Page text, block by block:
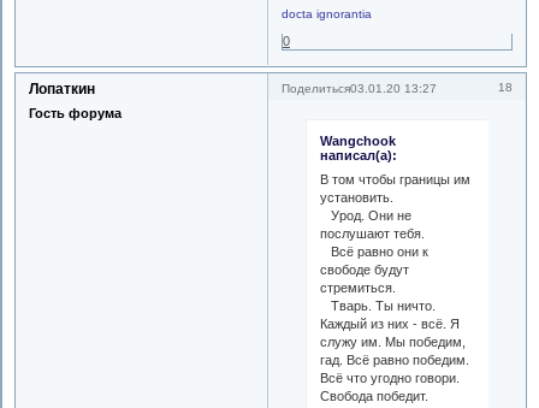
docta ignorantia
0
Поделиться 18
03.01.20 13:27
Лопаткин
Гость форума
Wangchook
написал(а):
В том чтобы границы им
установить.
Урод. Они не
послушают тебя.
Всё равно они к
свободе будут
стремиться.
Тварь. Ты ничто.
Каждый из них - всё. Я
служу им. Мы победим,
гад. Всё равно победим.
Всё что угодно говори.
Свобода победит.